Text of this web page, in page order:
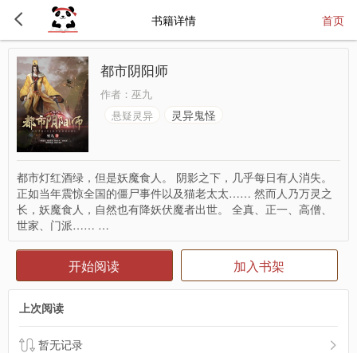
书籍详情 首页
都市阴阳师
作者： 巫九
悬疑灵异
灵异鬼怪
都市灯红酒绿，但是妖魔食人。 阴影之下，几乎每日有人消失。
正如当年震惊全国的僵尸事件以及猫老太太…… 然而人乃万灵之
长，妖魔食人，自然也有降妖伏魔者出世。 全真、正一、高僧、
世家、门派…… …
开始阅读 加入书架
上次阅读
暂无记录